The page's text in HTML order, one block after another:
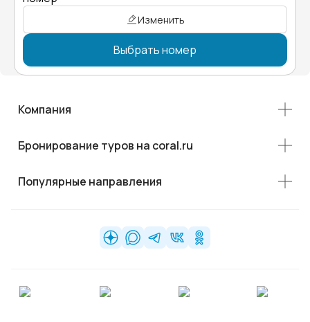
Изменить
Выбрать номер
Компания
Бронирование туров на coral.ru
Популярные направления